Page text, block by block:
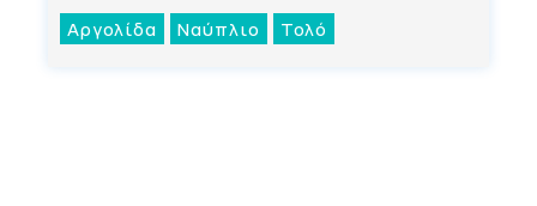
Αργολίδα Ναύπλιο Τολό